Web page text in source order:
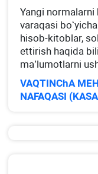
Yangi
varaqasi
hisob-kitoblar,
ettirish haqida
ma’lumotlarni
VAQTINChA
NAFAQASI